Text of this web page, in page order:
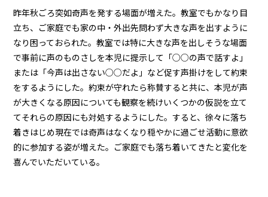
昨年秋ごろ突如奇声を発する場面が増えた。教室でもかなり目
立ち、ご家庭でも家の中・外出先問わず大きな声を出すように
なり困っておられた。教室では特に大きな声を出しそうな場面
で事前に声のものさしを本児に提示して「○○の声で話すよ」
または「今声は出さない○○だよ」など促す声掛けをして約束
をするようにした。約束が守れたら称賛すると共に、本児が声
が大きくなる原因についても観察を続けいくつかの仮説を立て
てそれらの原因にも対処するようにした。すると、徐々に落ち
着きはじめ現在では奇声はなくなり穏やかに過ごせ活動に意欲
的に参加する姿が増えた。ご家庭でも落ち着いてきたと変化を
喜んでいただいている。